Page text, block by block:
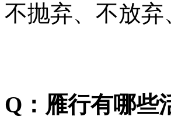
不抛弃、不放
Q：雁行有哪些